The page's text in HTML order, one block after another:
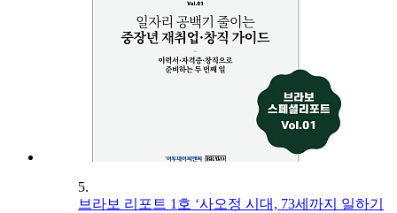
5.
브라보 리포트 1호 ‘사오정 시대, 73세까지 일하기